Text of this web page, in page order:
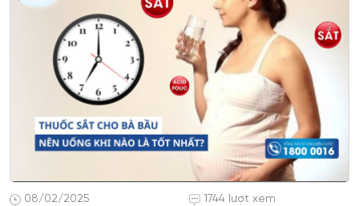
08/02/2025 1744 lượt xem